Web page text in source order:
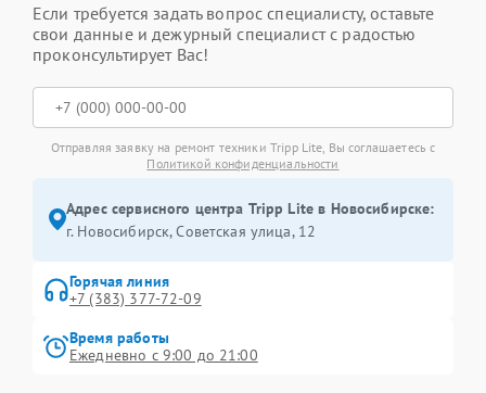
Если требуется задать вопрос специалисту, оставьте
свои данные и дежурный специалист с радостью
проконсультирует Вас!
Отправляя заявку на ремонт техники Tripp Lite, Вы соглашаетесь с
Политикой конфиденциальности
Адрес сервисного центра Tripp Lite в Новосибирске:
г. Новосибирск, Советская улица, 12
Горячая линия
+7 (383) 377-72-09
Время работы
Ежедневно с 9:00 до 21:00